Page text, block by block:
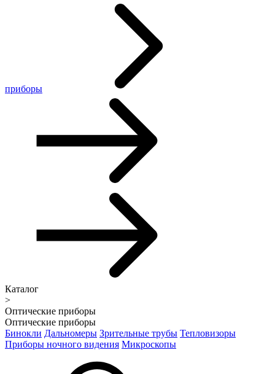
приборы
Каталог
>
Оптические приборы
Оптические приборы
Бинокли Дальномеры Зрительные трубы Тепловизоры
Приборы ночного видения Микроскопы